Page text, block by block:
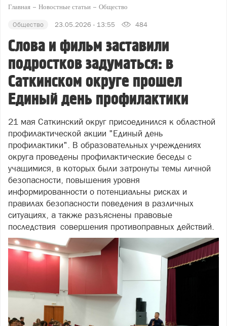
Главная Новостные статьи Общество
Общество 23.05.2026 - 13:55 484
Слова и фильм заставили
подростков задуматься: в
Саткинском округе прошел
Единый день профилактики
21 мая Саткинский округ присоединился к областной
профилактической акции "Единый день
профилактики". В образовательных учреждениях
округа проведены профилактические беседы с
учащимися, в которых были затронуты темы личной
безопасности, повышения уровня
информированности о потенциальны рисках и
правилах безопасности поведения в различных
ситуациях, а также разъяснены правовые
последствия совершения противоправных действий.